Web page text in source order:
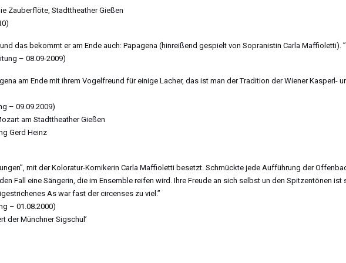
Zauberflöte, Stadttheather Gießen
das bekommt er am Ende auch: Papagena (hinreißend gespielt von Sopranistin Carla Maffioletti). ”
– 08.09-2009)
am Ende mit ihrem Vogelfreund für einige Lacher, das ist man der Tradition der Wiener Kasperl-
– 09.09.2009)
am Stadttheather Gießen
Gerd Heinz
mit der Koloratur-Komikerin Carla Maffioletti besetzt. Schmückte jede Aufführung der
Fall eine Sängerin, die im Ensemble reifen wird. Ihre Freude an sich selbst un den Spitzentönen ist
As war fast der circenses zu viel.”
– 01.08.2000)
der Münchner Sigschul’